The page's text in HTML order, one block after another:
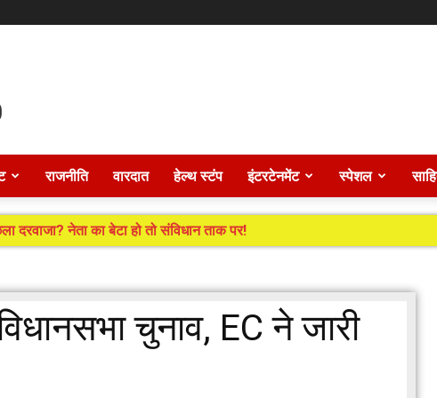
राजनीति वारदात हेल्थ स्टंप इंटरटेनमेंट स्पेशल
दरवाजा? नेता का बेटा हो तो संविधान ताक पर!
चुनाव, EC ने जारी